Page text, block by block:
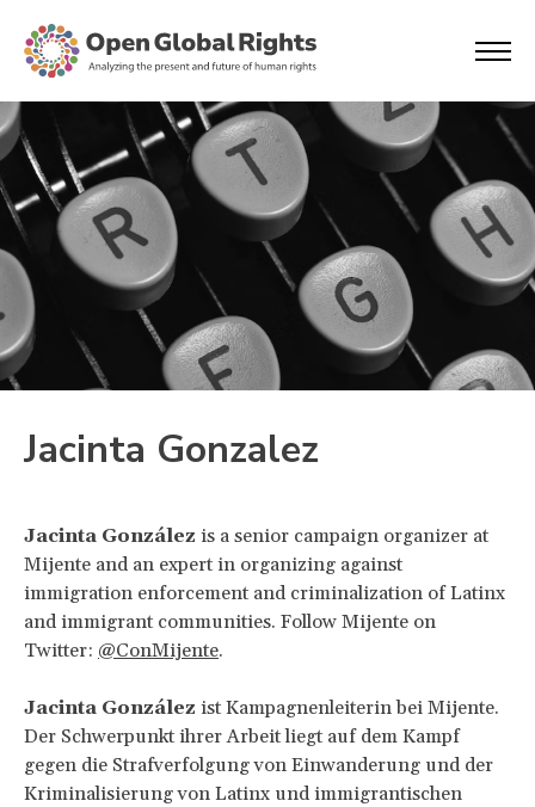
Jacinta Gonzalez
Jacinta González is a senior campaign organizer at
Mijente and an expert in organizing against
immigration enforcement and criminalization of Latinx
and immigrant communities. Follow Mijente on
Twitter: @ConMijente.
Jacinta González ist Kampagnenleiterin bei Mijente.
Der Schwerpunkt ihrer Arbeit liegt auf dem Kampf
gegen die Strafverfolgung von Einwanderung und der
Kriminalisierung von Latinx und immigrantischen